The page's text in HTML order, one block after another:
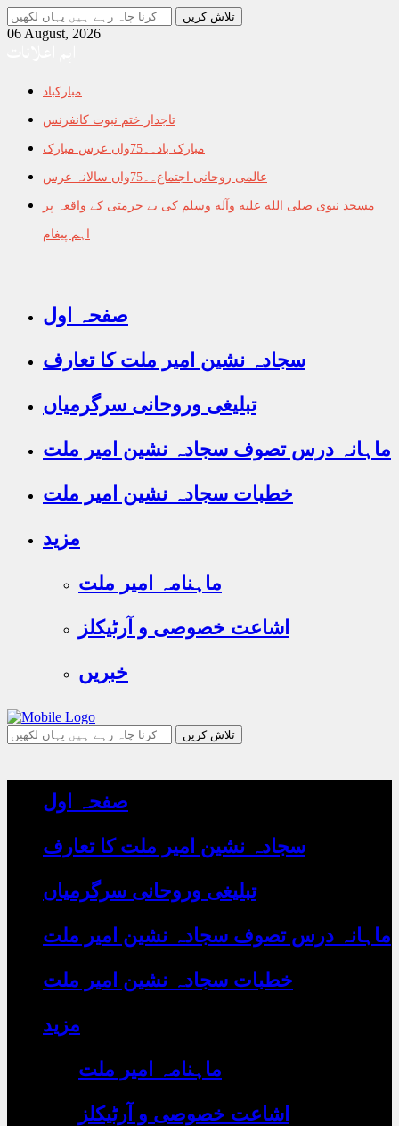
جو
تلاش
یہاں
06 August, 2026
اہم اعلانات
مبارکباد
تاجدار ختم نبوت کانفرنس
مبارک باد۔۔75واں عرس مبارک
عالمی روحانی اجتماع۔۔75واں سالانہ عرس
مسجد نبوی صلى الله عليه وآله وسلم کی بے حرمتی کے واقعہ پر
اہم پیغام
صفحہ اول
سجادہ نشین امیر ملت کا تعارف
تبلیغی وروحانی سرگرمیاں
ماہانہ درس تصوف سجادہ نشین امیر ملت
خطبات سجادہ نشین امیر ملت
مزید
ماہنامہ امیر ملت
اشاعت خصوصی و آرٹیکلز
خبریں
جو
چاہ
صفحہ اول
سجادہ نشین امیر ملت کا تعارف
تبلیغی وروحانی سرگرمیاں
ماہانہ درس تصوف سجادہ نشین امیر ملت
خطبات سجادہ نشین امیر ملت
مزید
ماہنامہ امیر ملت
اشاعت خصوصی و آرٹیکلز